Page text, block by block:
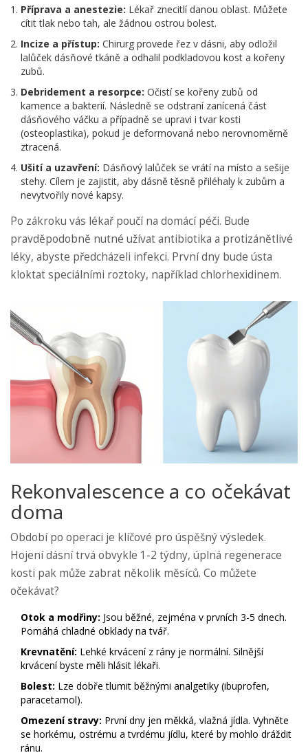
Příprava a anestezie: Lékař znecitlí danou oblast. Můžete
cítit tlak nebo tah, ale žádnou ostrou bolest.
Incize a přístup: Chirurg provede řez v dásni, aby odložil
lalůček dásňové tkáně a odhalil podkladovou kost a kořeny
zubů.
Debridement a resorpce: Očistí se kořeny zubů od
kamence a bakterií. Následně se odstraní zanícená část
dásňového váčku a případně se upravi i tvar kosti
(osteoplastika), pokud je deformovaná nebo nerovnoměrně
ztracená.
Ušití a uzavření: Dásňový lalůček se vrátí na místo a sešije
stehy. Cílem je zajistit, aby dásně těsně přiléhaly k zubům a
nevytvořily nové kapsy.
Po zákroku vás lékař poučí na domácí péči. Bude
pravděpodobně nutné užívat antibiotika a protizánětlivé
léky, abyste předcházeli infekci. První dny bude ústa
kloktat speciálními roztoky, například chlorhexidinem.
Rekonvalescence a co očekávat
doma
Období po operaci je klíčové pro úspěšný výsledek.
Hojení dásní trvá obvykle 1-2 týdny, úplná regenerace
kosti pak může zabrat několik měsíců. Co můžete
očekávat?
Otok a modřiny: Jsou běžné, zejména v prvních 3-5 dnech.
Pomáhá chladné obklady na tvář.
Krevnatění: Lehké krvácení z rány je normální. Silnější
krvácení byste měli hlásit lékaři.
Bolest: Lze dobře tlumit běžnými analgetiky (ibuprofen,
paracetamol).
Omezení stravy: První dny jen měkká, vlažná jídla. Vyhněte
se horkému, ostrému a tvrdému jídlu, které by mohlo dráždit
ránu.